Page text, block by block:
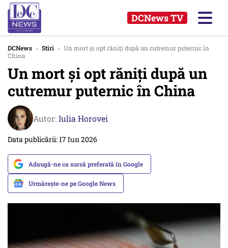
DCNews TV
DCNews › Stiri › Un mort și opt răniți după un cutremur puternic în
China
Un mort și opt răniți după un
cutremur puternic în China
Autor:Iulia Horovei
Data publicării: 17 Iun 2026
Adaugă-ne ca sursă preferată în Google
Urmărește-ne pe Google News